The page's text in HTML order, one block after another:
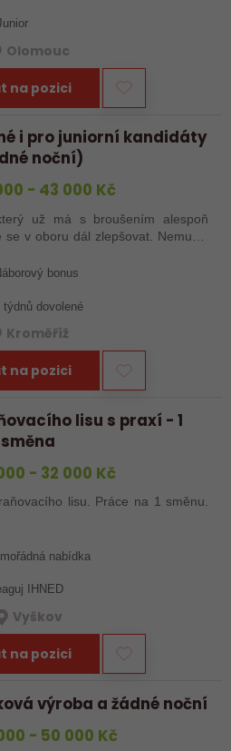
Olomouc
na pozici
i pro juniorní kandidáty
noční)
- 43 000 Kč
už má s broušením alespoň
dál zlepšovat. Nemusíš
s dlouholetou praxí. Důležité je,
bonus
týdnů dovolené
Kroměříž
na pozici
lisu s praxí - 1
směna
- 32 000 Kč
lisu. Práce na 1 směnu.
nabídka
IHNED
Vyškov
na pozici
výroba a žádné noční
- 50 000 Kč